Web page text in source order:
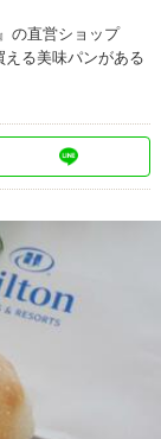
の直営ショップ
える美味パンがある